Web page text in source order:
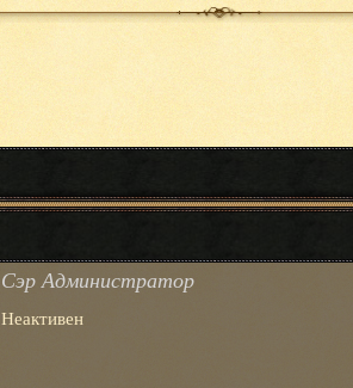
Сэр Администратор
Неактивен